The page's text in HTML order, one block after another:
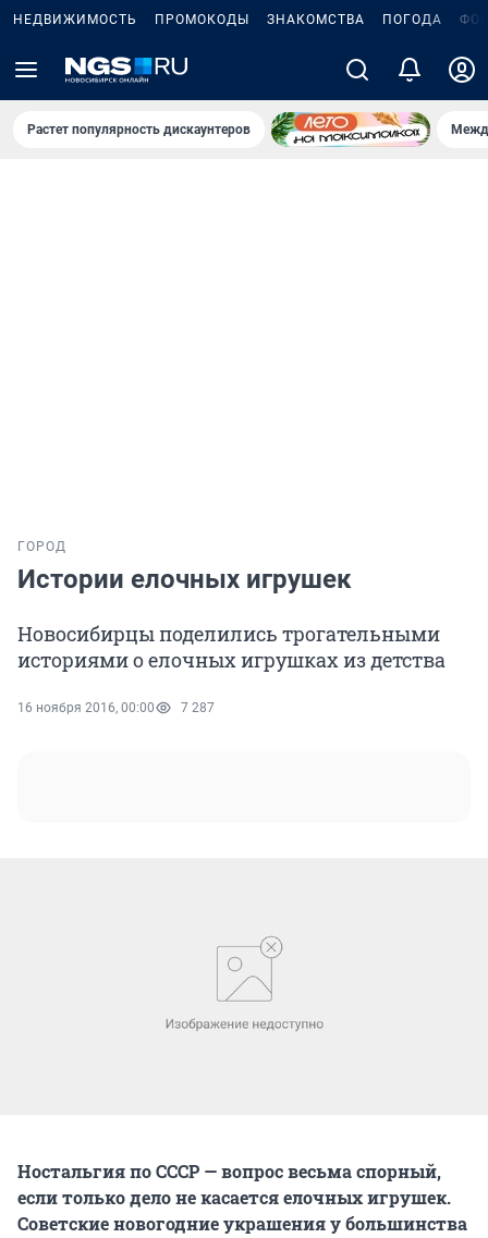
НЕДВИЖИМОСТЬ ПРОМОКОДЫ ЗНАКОМСТВА ПОГОДА
Растет популярность дискаунтеров
ГОРОД
Истории елочных игрушек
Новосибирцы поделились трогательными
историями о елочных игрушках из детства
16 ноября 2016, 00:00 7 287
Ностальгия по СССР — вопрос весьма спорный,
если только дело не касается елочных игрушек.
Советские новогодние украшения у большинства